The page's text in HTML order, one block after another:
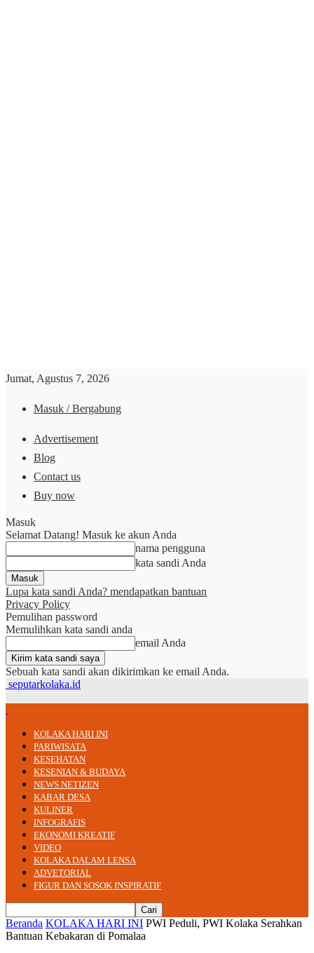
Jumat, Agustus 7, 2026
Masuk / Bergabung
Advertisement
Blog
Contact us
Buy now
Masuk
Selamat Datang! Masuk ke akun Anda
nama pengguna
kata sandi Anda
Lupa kata sandi Anda? mendapatkan bantuan
Privacy Policy
Pemulihan password
Memulihkan kata sandi anda
email Anda
Sebuah kata sandi akan dikirimkan ke email Anda.
seputarkolaka.id
KOLAKA HARI INI
PARIWISATA
KESEHATAN
KESENIAN & BUDAYA
NEWS NETIZEN
KABAR DESA
KULINER
INFOGRAFIS
EKONOMI KREATIF
VIDEO
KOLAKA DALAM LENSA
ADVETORIAL
FIGUR DAN SOSOK INSPIRATIF
Beranda KOLAKA HARI INI PWI Peduli, PWI Kolaka Serahkan
Bantuan Kebakaran di Pomalaa